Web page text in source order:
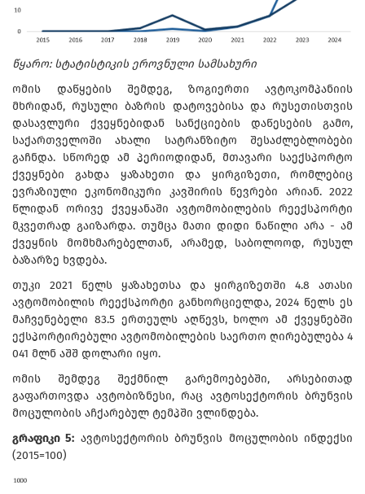
წყარო: სტატისტიკის ეროვნული სამსახური
ომის დაწყების შემდეგ, ზოგიერთი ავტოკომპანიის
მხრიდან, რუსული ბაზრის დატოვებისა და რუსეთისთვის
დასავლური ქვეყნებიდან სანქციების დაწესების გამო,
საქართველოში ახალი სატრანზიტო შესაძლებლობები
გაჩნდა. სწორედ ამ პერიოდიდან, მთავარი საექსპორტო
ქვეყნები გახდა ყაზახეთი და ყირგიზეთი, რომლებიც
ევრაზიული ეკონომიკური კავშირის წევრები არიან. 2022
წლიდან ორივე ქვეყანაში ავტომობილების რეექსპორტი
მკვეთრად გაიზარდა. თუმცა მათი დიდი ნაწილი არა - ამ
ქვეყნის მომხმარებელთან, არამედ, საბოლოოდ, რუსულ
ბაზარზე ხვდება.
თუკი 2021 წელს ყაზახეთსა და ყირგიზეთში 4.8 ათასი
ავტომობილის რეექსპორტი განხორციელდა, 2024 წელს ეს
მაჩვენებელი 83.5 ერთეულს აღწევს, ხოლო ამ ქვეყნებში
ექსპორტირებული ავტომობილების საერთო ღირებულება 4
041 მლნ აშშ დოლარი იყო.
ომის შემდეგ შექმნილ გარემოებებში, არსებითად
გაფართოვდა ავტობიზნესი, რაც ავტოსექტორის ბრუნვის
მოცულობის აჩქარებულ ტემპში ვლინდება.
გრაფიკი 5: ავტოსექტორის ბრუნვის მოცულობის ინდექსი
(2015=100)